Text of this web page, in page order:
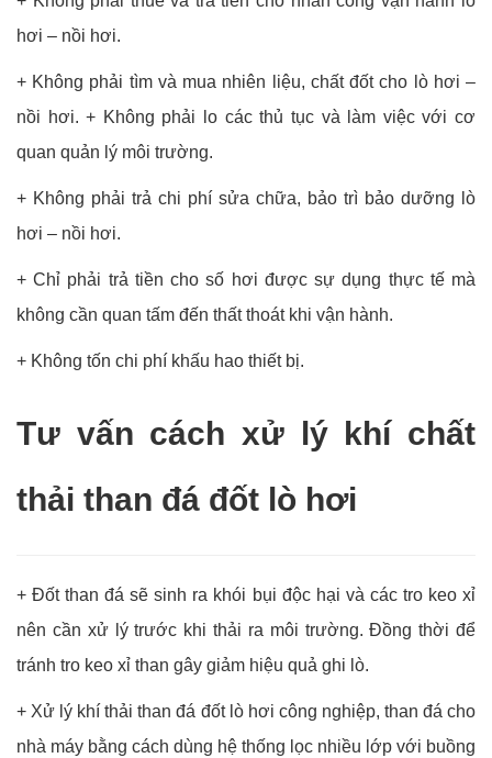
hơi – nồi hơi.
+ Không phải tìm và mua nhiên liệu, chất đốt cho lò hơi –
nồi hơi. + Không phải lo các thủ tục và làm việc với cơ
quan quản lý môi trường.
+ Không phải trả chi phí sửa chữa, bảo trì bảo dưỡng lò
hơi – nồi hơi.
+ Chỉ phải trả tiền cho số hơi được sự dụng thực tế mà
không cần quan tấm đến thất thoát khi vận hành.
+ Không tốn chi phí khấu hao thiết bị.
Tư vấn cách xử lý khí chất
thải than đá đốt lò hơi
+ Đốt than đá sẽ sinh ra khói bụi độc hại và các tro keo xỉ
nên cần xử lý trước khi thải ra môi trường. Đồng thời để
tránh tro keo xỉ than gây giảm hiệu quả ghi lò.
+ Xử lý khí thải than đá đốt lò hơi công nghiệp, than đá cho
nhà máy bằng cách dùng hệ thống lọc nhiều lớp với buồng